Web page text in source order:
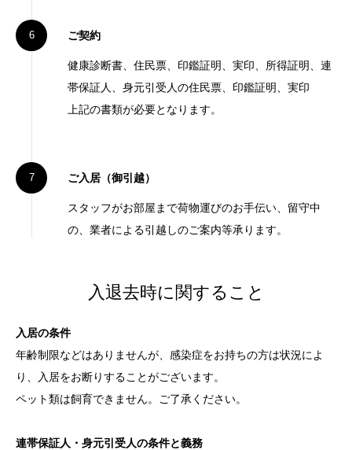
ご契約
健康診断書、住民票、印鑑証明、実印、所得証明、連
帯保証人、身元引受人の住民票、印鑑証明、実印
上記の書類が必要となります。
ご入居（御引越）
スタッフがお部屋まで荷物運びのお手伝い、留守中
の、業者による引越しのご案内等承ります。
入退去時に関すること
入居の条件
年齢制限などはありませんが、感染症をお持ちの方は状況によ
り、入居をお断りすることがございます。
ペット類は飼育できません。ご了承ください。
連帯保証人・身元引受人の条件と義務